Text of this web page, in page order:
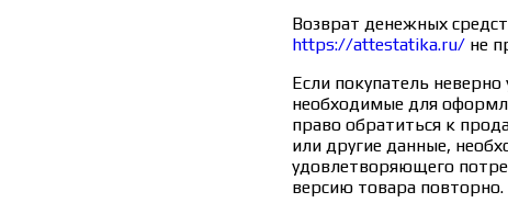
Возврат денежных
https://attestatika.ru/ не
Если покупатель
необходимые для
право обратиться к
или другие данные,
удовлетворяющего
версию товара повторно.